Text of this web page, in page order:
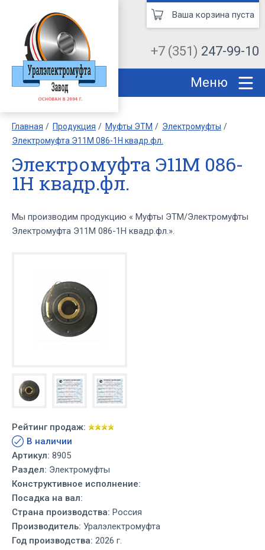
+7 (351) 247-99-10
Ваша корзина пуста
Меню
Главная Продукция Муфты ЭТМ
Электромуфты
Электромуфта Э11М 086-1Н квадр.фл.
Электромуфта Э11М 086-
1Н квадр.фл.
Мы производим продукцию « Муфты ЭТМ/Электромуфты
Электромуфта Э11М 086-1Н квадр.фл.».
Рейтинг продаж:
В наличии
Артикул: 8905
Раздел: Электромуфты
Конструктивное исполнение:
Посадка на вал:
Страна производства: Россия
Производитель: Уралэлектромуфта
Год производства: 2026 г.